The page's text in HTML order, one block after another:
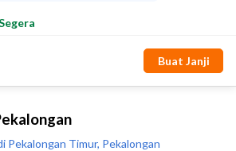
Pekalongan Timur, Pekalongan